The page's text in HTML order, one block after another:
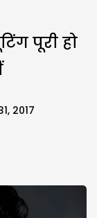
पूरी हो
2017